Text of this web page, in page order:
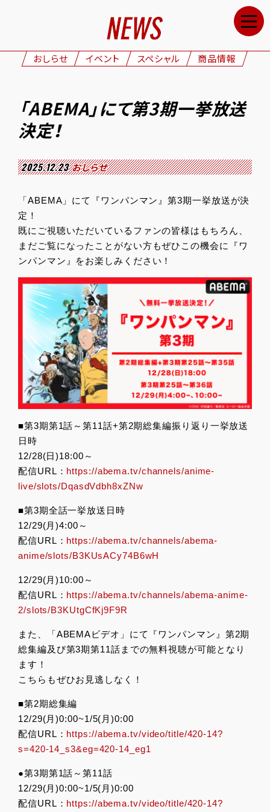
NEWS
STAFF&CAST
CHARACTERS
GOODS
GALLERY
おしらせ イベント スペシャル 商品情報
「ABEMA」にて第3期一挙放送
決定！
2025.12.23 おしらせ
「ABEMA」にて『ワンパンマン』第3期一挙放送が決
定！
既にご視聴いただいているファンの皆様はもちろん、
まだご覧になったことがない方もぜひこの機会に『ワ
ンパンマン』をお楽しみください！
■第3期第1話～第11話+第2期総集編振り返り一挙放送
日時
12/28(日)18:00～
配信URL： https://abema.tv/channels/anime-
live/slots/DqasdVdbh8xZNw
■第3期全話一挙放送日時
12/29(月)4:00～
配信URL： https://abema.tv/channels/abema-
anime/slots/B3KUsACy74B6wH
12/29(月)10:00～
配信URL： https://abema.tv/channels/abema-anime-
2/slots/B3KUtgCfKj9F9R
また、「ABEMAビデオ」にて『ワンパンマン』第2期
総集編及び第3期第11話までの無料視聴が可能となり
ます！
こちらもぜひお見逃しなく！
■第2期総集編
12/29(月)0:00~1/5(月)0:00
配信URL： https://abema.tv/video/title/420-14?
s=420-14_s3&eg=420-14_eg1
●第3期第1話～第11話
12/29(月)0:00~1/5(月)0:00
配信URL： https://abema.tv/video/title/420-14?